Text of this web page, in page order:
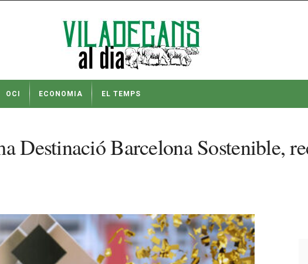
OCI ECONOMIA EL TEMPS
Destinació Barcelona Sostenible,